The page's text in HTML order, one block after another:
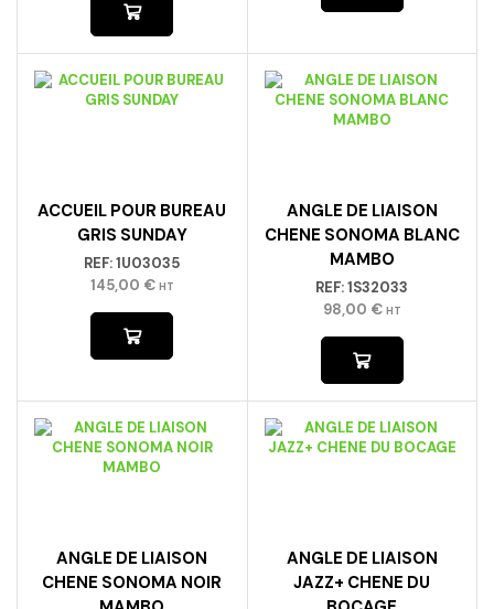
ACCUEIL POUR BUREAU
GRIS SUNDAY
REF:1U03035
145,00 € HT
ANGLE DE LIAISON
CHENE SONOMA BLANC
MAMBO
REF:1S32033
98,00 € HT
ANGLE DE LIAISON
CHENE SONOMA NOIR
ANGLE DE LIAISON
JAZZ+ CHENE DU